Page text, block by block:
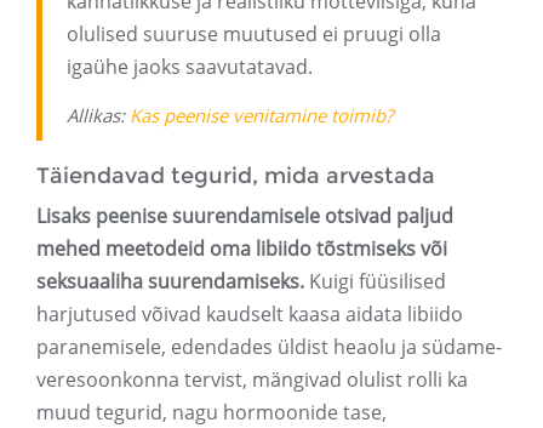
olulised suuruse muutused ei pruugi olla
igaühe jaoks saavutatavad.
Allikas: Kas peenise venitamine toimib?
Täiendavad tegurid, mida arvestada
Lisaks peenise suurendamisele otsivad paljud
mehed meetodeid oma libiido tõstmiseks või
seksuaaliha suurendamiseks. Kuigi füüsilised
harjutused võivad kaudselt kaasa aidata libiido
paranemisele, edendades üldist heaolu ja südame-
veresoonkonna tervist, mängivad olulist rolli ka
muud tegurid, nagu hormoonide tase,